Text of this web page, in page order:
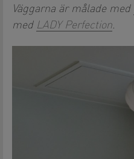
Väggarna är målade med
med LADY Perfection.